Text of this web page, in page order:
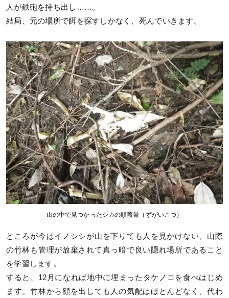
人が鉄砲を持ち出し……。
結局、元の場所で餌を探すしかなく、死んでいきます。
山の中で見つかったシカの頭蓋骨（ずがいこつ）
ところが今はイノシシが山を下りても人を見かけない、山際
の竹林も管理が放棄されて真っ暗で良い隠れ場所であること
を学習します。
すると、12月になれば地中に埋まったタケノコを食べはじめ
ます。竹林から顔を出しても人の気配はほとんどなく、代わ